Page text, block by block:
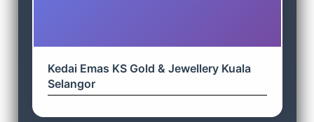
Kedai Emas KS Gold & Jewellery Kuala
Selangor